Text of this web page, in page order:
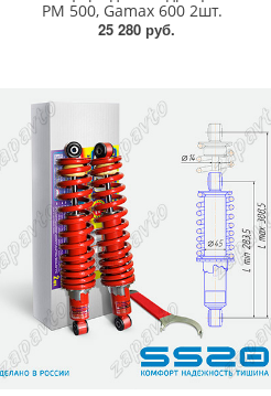
PM 500, Gamax 600 2шт.
25 280 руб.